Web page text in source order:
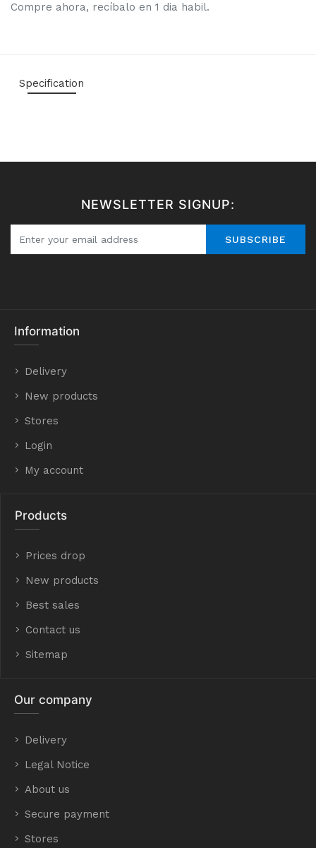
Compre ahora, recíbalo en 1 dia habil.
Specification
NEWSLETTER SIGNUP:
SUBSCRIBE
Information
Delivery
New products
Stores
Login
My account
Products
Prices drop
New products
Best sales
Contact us
Sitemap
Our company
Delivery
Legal Notice
About us
Secure payment
Stores